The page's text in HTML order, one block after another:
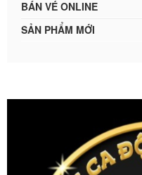
BÁN VÉ ONLINE
SẢN PHẨM MỚI